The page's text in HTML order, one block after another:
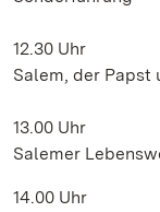
12.30 Uhr
Salem, der Papst
13.00 Uhr
Salemer
14.00 Uhr